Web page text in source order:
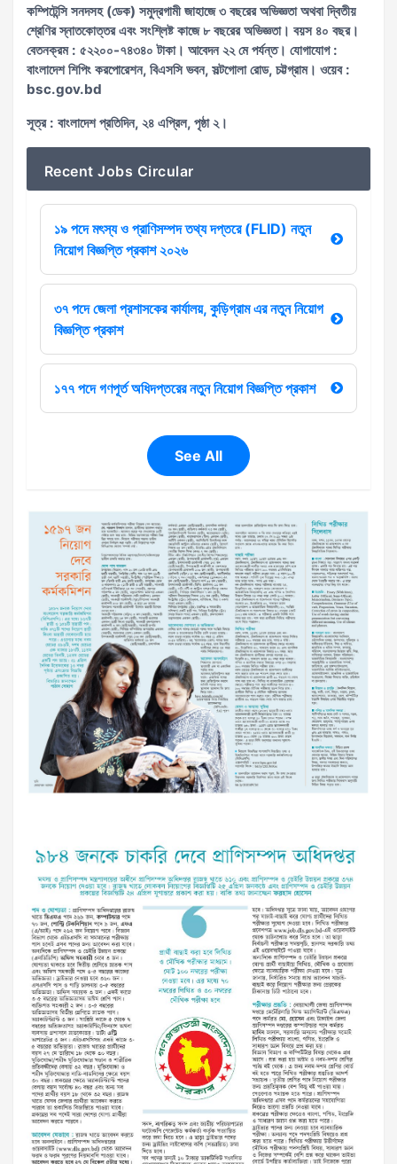
কম্পিটেন্সি সনদসহ (ডেক) সমুদ্রগামী জাহাজে ৩ বছরের অভিজ্ঞতা অথবা দ্বিতীয়
শ্রেণির স্নাতকোত্তর এবং সংশ্লিষ্ট কাজে ৮ বছরের অভিজ্ঞতা। বয়স ৪০ বছর।
বেতনক্রম : ৫২২০০-৭৪৩৪০ টাকা। আবেদন ২২ মে পর্যন্ত। যোগাযোগ :
বাংলাদেশ শিপিং করপোরেশন, বিএসসি ভবন, সল্টগোলা রোড, চট্টগ্রাম। ওয়েব :
bsc.gov.bd
সূত্র : বাংলাদেশ প্রতিদিন, ২৪ এপ্রিল, পৃষ্ঠা ২।
Recent Jobs Circular
১৯ পদে মৎস্য ও প্রাণিসম্পদ তথ্য দপ্তরে (FLID) নতুন
নিয়োগ বিজ্ঞপ্তি প্রকাশ ২০২৬
৩৭ পদে জেলা প্রশাসকের কার্যালয়, কুড়িগ্রাম এর নতুন নিয়োগ
বিজ্ঞপ্তি প্রকাশ
১৭৭ পদে গণপূর্ত অধিদপ্তরের নতুন নিয়োগ বিজ্ঞপ্তি প্রকাশ
See All